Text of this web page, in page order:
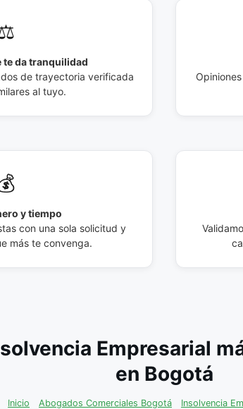
te da tranquilidad
de trayectoria verificada
al tuyo.
y tiempo
con una sola solicitud y
más te convenga.
Empresarial
en Bogotá
Inicio Abogados Comerciales Bogotá Insolvencia